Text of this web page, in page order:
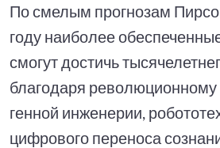
По смелым прогнозам
году наиболее
смогут достичь
благодаря
генной инженерии,
цифрового переноса